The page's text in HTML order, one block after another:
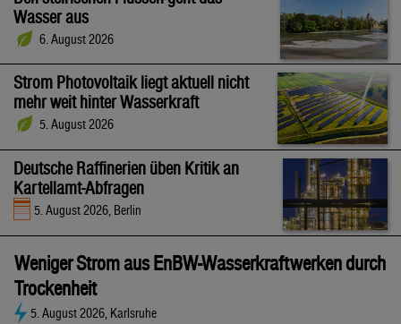
Wasser aus
6. August 2026
Strom Photovoltaik liegt aktuell nicht
mehr weit hinter Wasserkraft
5. August 2026
Deutsche Raffinerien üben Kritik an
Kartellamt-Abfragen
5. August 2026, Berlin
Weniger Strom aus EnBW-Wasserkraftwerken durch
Trockenheit
5. August 2026, Karlsruhe